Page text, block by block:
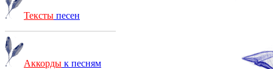
Тексты песен
Аккорды к песням